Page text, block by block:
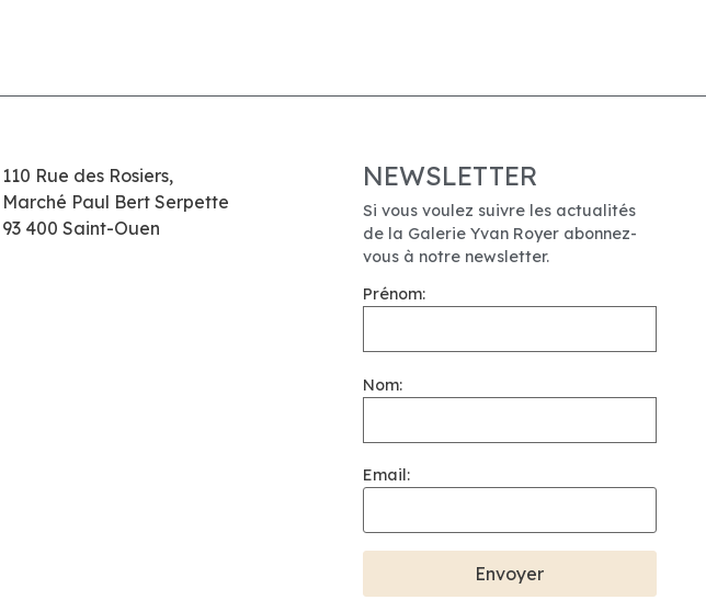
110 Rue des Rosiers,
Marché Paul Bert Serpette
93 400 Saint-Ouen
NEWSLETTER
Si vous voulez suivre les actualités
de la Galerie Yvan Royer abonnez-
vous à notre newsletter.
Prénom:
Nom:
Email: